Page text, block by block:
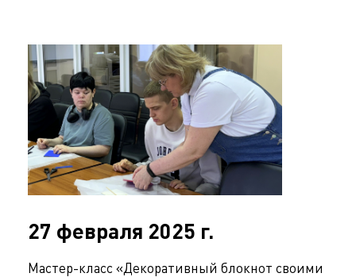
27 февраля 2025 г.
Мастер-класс «Декоративный блокнот своими